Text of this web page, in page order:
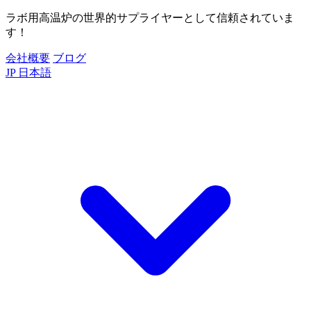
ラボ用高温炉の世界的サプライヤーとして信頼されていま
す！
会社概要 ブログ
JP 日本語